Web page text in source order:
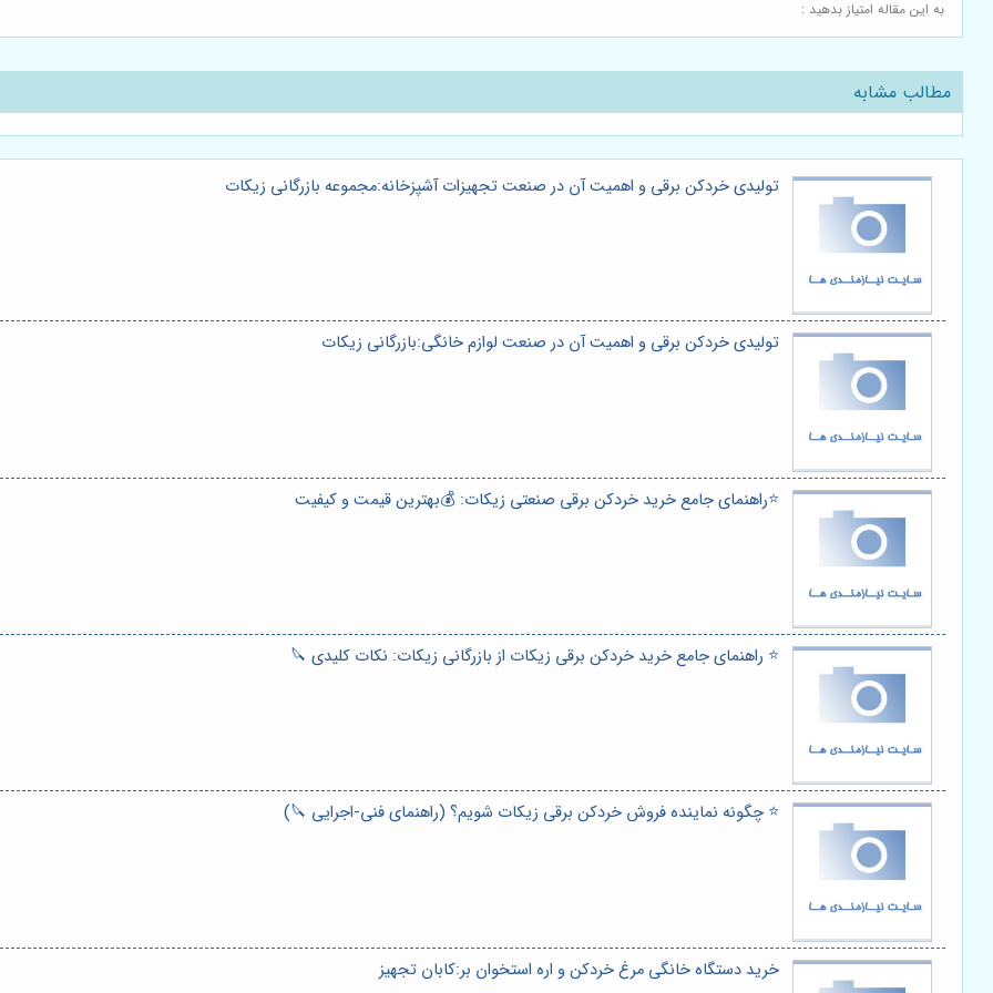
به این مقاله امتیاز بدهید :
مطالب مشابه
تولیدی خردکن برقی و اهمیت آن در صنعت تجهیزات آشپزخانه:مجموعه بازرگانی زیکات
تولیدی خردکن برقی و اهمیت آن در صنعت لوازم خانگی:بازرگانی زیکات
⭐️راهنمای جامع خرید خردکن برقی صنعتی زیکات: 💰بهترین قیمت و کیفیت
⭐️ راهنمای جامع خرید خردکن برقی زیکات از بازرگانی زیکات: نکات کلیدی 🔪
⭐️ چگونه نماینده فروش خردکن برقی زیکات شویم؟ (راهنمای فنی-اجرایی 🔪)
خرید دستگاه خانگی مرغ خردکن و اره استخوان بر:کابان تجهیز